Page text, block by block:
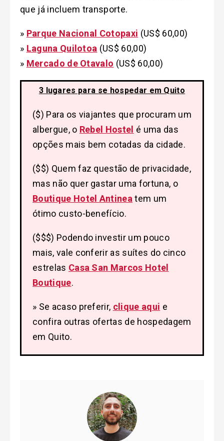
que já incluem transporte.
» Parque Nacional Cotopaxi (US$ 60,00)
» Laguna Quilotoa (US$ 60,00)
» Mercado de Otavalo (US$ 60,00)
3 lugares para se hospedar em Quito
($) Para os viajantes que procuram um
albergue, o Rebel Hostel é uma das
opções mais bem cotadas da cidade.
($$) Quem faz questão de privacidade,
mas não quer gastar uma fortuna, o
Boutique Hotel Antinea tem um
ótimo custo-benefício.
($$$) Podendo investir um pouco
mais, vale conferir as suítes do cinco
estrelas Casa San Marcos Hotel
Boutique.
» Se acaso preferir, clique aqui e
confira outras ofertas de hospedagem
em Quito.